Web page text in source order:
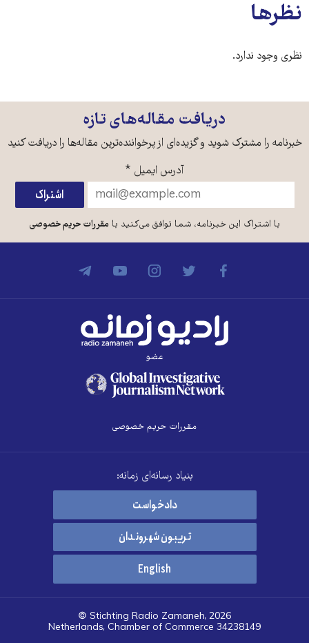
نظرها
نظری وجود ندارد.
دریافت مقاله‌های تازه
خبرنامه را مشترک شوید و گزیده‌ای از پرخواننده‌ترین مقاله‌ها را دریافت کنید
آدرس ایمیل *
با اشتراک این خبرنامه، شما توافق می‌کنید بامقررات حریم خصوصی
عضو
مقررات حریم خصوصی
بنیاد رسانه‌ای زمانه:
دادخواست
تریبون شهروندان
English
© Stichting Radio Zamaneh, 2026
Netherlands, Chamber of Commerce 34238149